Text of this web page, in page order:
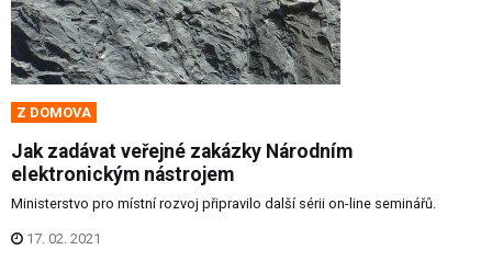
Z DOMOVA
Jak zadávat veřejné zakázky Národním
elektronickým nástrojem
Ministerstvo pro místní rozvoj připravilo další sérii on-line seminářů.
17. 02. 2021